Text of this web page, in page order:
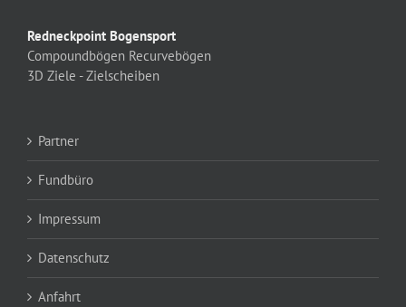
Redneckpoint Bogensport
Compoundbögen Recurvebögen
3D Ziele - Zielscheiben
Partner
Fundbüro
Impressum
Datenschutz
Anfahrt